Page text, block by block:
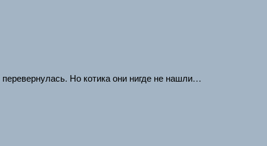
Но котика они нигде не нашли…